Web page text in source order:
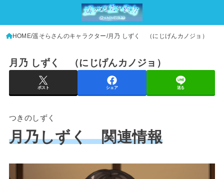
HOME 遥そらさんのキャラクター 月乃 しずく （にじげんカノジョ）
月乃 しずく （にじげんカノジョ）
ポスト シェア 送る
つきのしずく
月乃しずく 関連情報